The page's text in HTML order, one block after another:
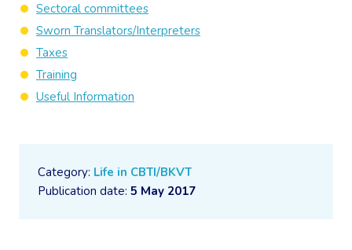
Category: Life in CBTI/BKVT
Publication date: 5 May 2017
Sectoral committees
Sworn Translators/Interpreters
Taxes
Training
Useful Information